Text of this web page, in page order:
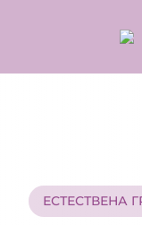
ЕСТЕСТВЕНА